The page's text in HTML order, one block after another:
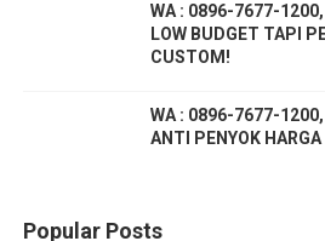
WA : 0896-7677-1200,
LOW BUDGET TAPI
CUSTOM!
WA : 0896-7677-1200,
ANTI PENYOK
Popular Posts